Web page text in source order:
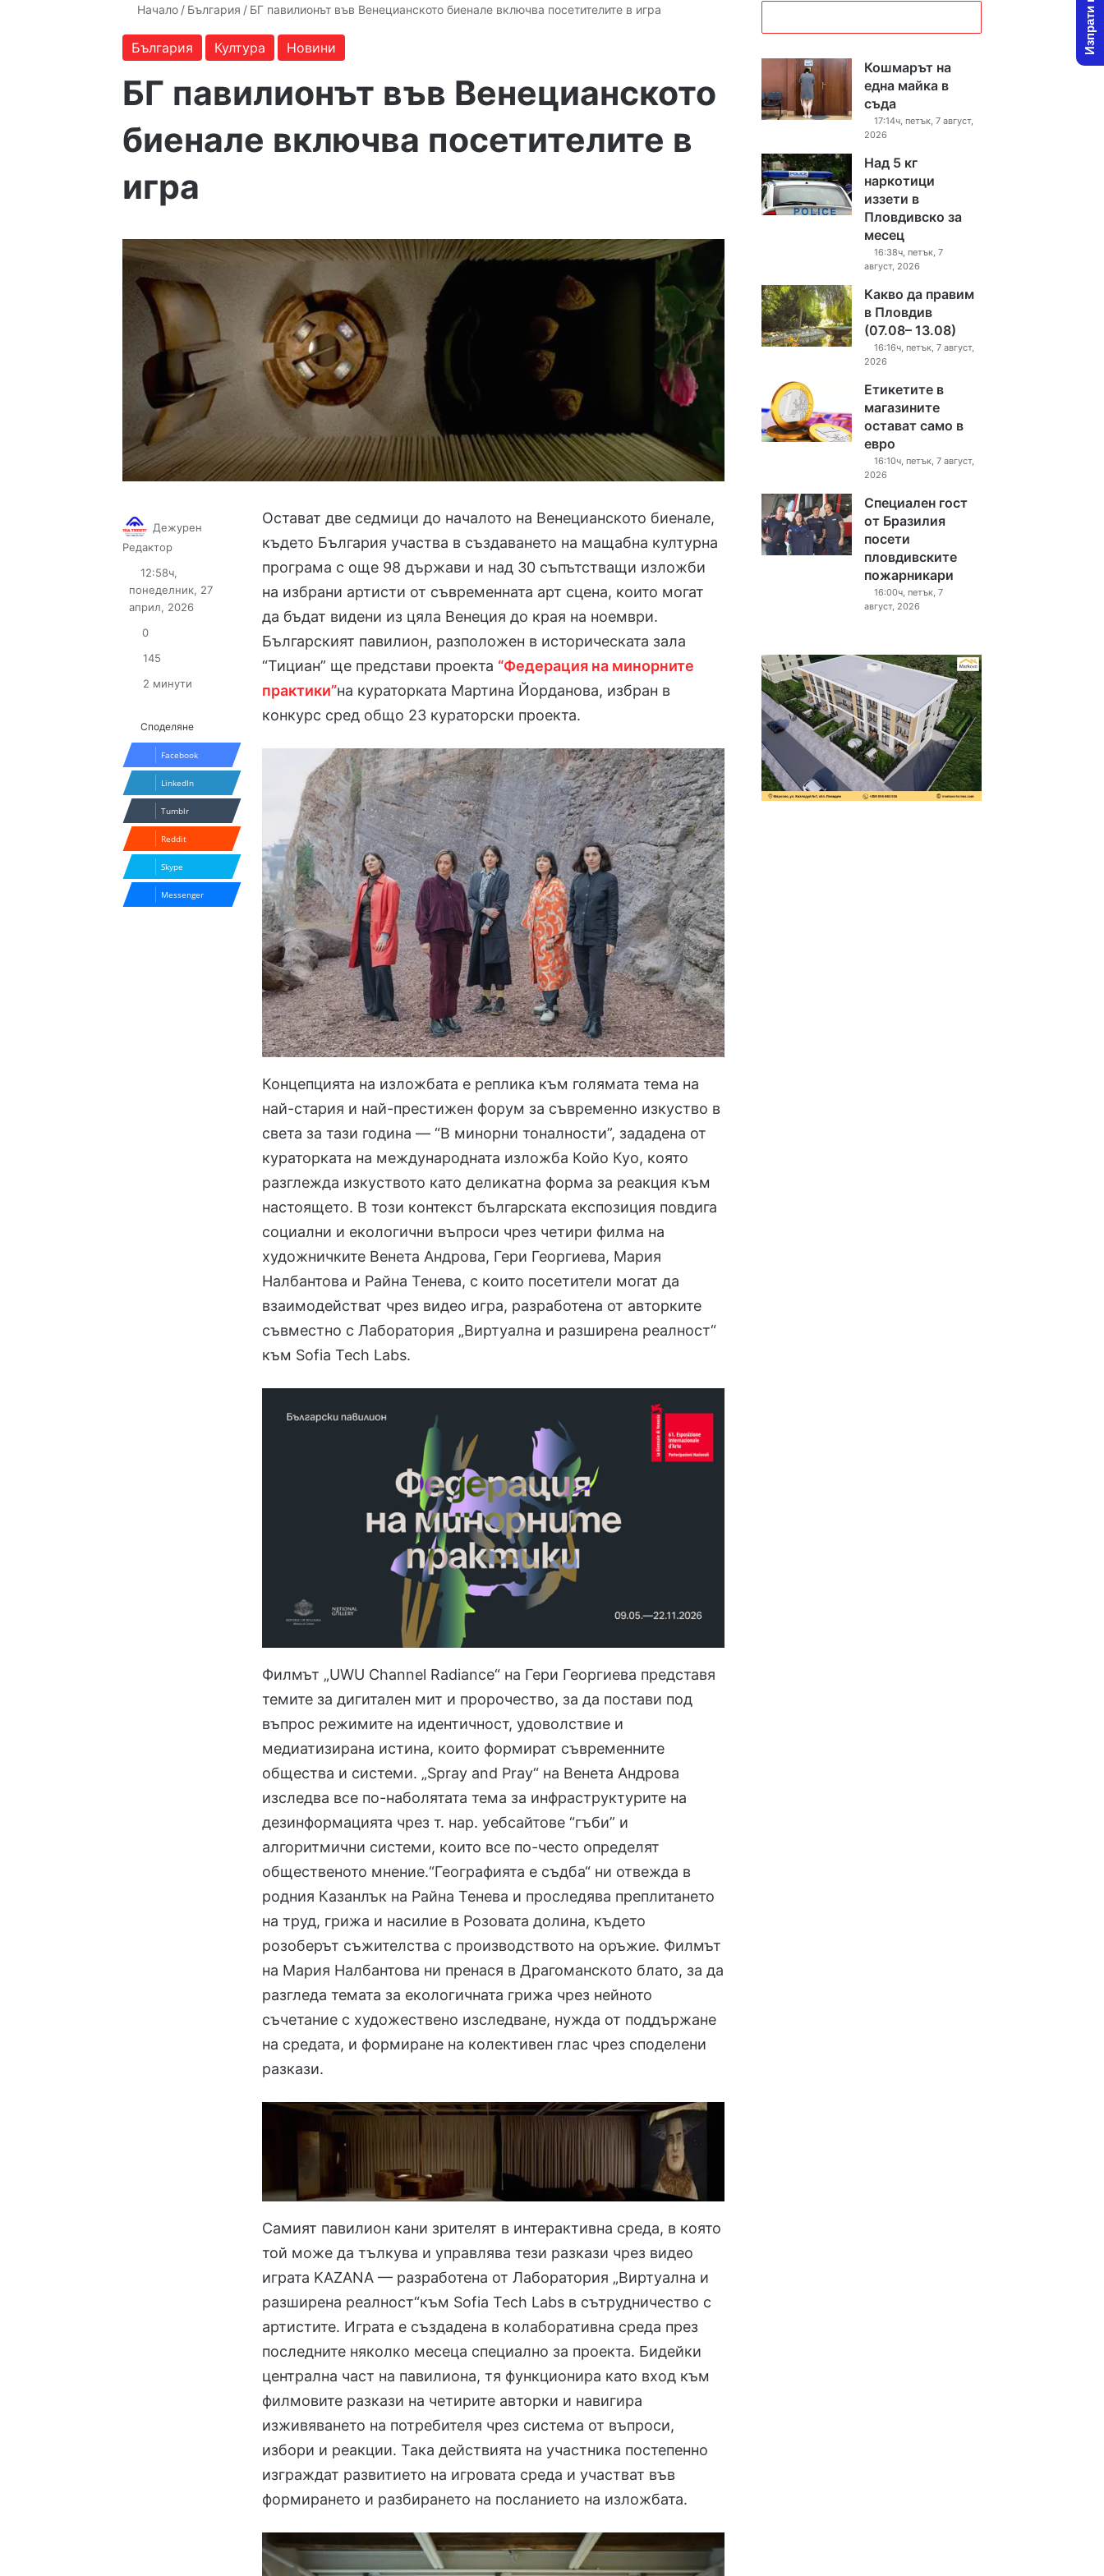
Начало / България / БГ павилионът във Венецианското биенале включва посетителите в игра
България Култура Новини
БГ павилионът във Венецианското
биенале включва посетителите в
игра
Остават две седмици до началото на Венецианското биенале,
където България участва в създаването на мащабна културна
програма с още 98 държави и над 30 съпътстващи изложби
на избрани артисти от съвременната арт сцена, които могат
да бъдат видени из цяла Венеция до края на ноември.
Българският павилион, разположен в историческата зала
“Тициан” ще представи проекта “Федерация на минорните
практики”на кураторката Мартина Йорданова, избран в
конкурс сред общо 23 кураторски проекта.
Концепцията на изложбата е реплика към голямата тема на
най-стария и най-престижен форум за съвременно изкуство в
света за тази година — “В минорни тоналности”, зададена от
кураторката на международната изложба Койо Куо, която
разглежда изкуството като деликатна форма за реакция към
настоящето. В този контекст българската експозиция повдига
социални и екологични въпроси чрез четири филма на
художничките Венета Андрова, Гери Георгиева, Мария
Налбантова и Райна Тенева, с които посетители могат да
взаимодействат чрез видео игра, разработена от авторките
съвместно с Лаборатория „Виртуална и разширена реалност“
към Sofia Tech Labs.
Филмът „UWU Channel Radiance“ на Гери Георгиева представя
темите за дигитален мит и пророчество, за да постави под
въпрос режимите на идентичност, удоволствие и
медиатизирана истина, които формират съвременните
общества и системи. „Spray and Pray“ на Венета Андрова
изследва все по-наболятата тема за инфраструктурите на
дезинформацията чрез т. нар. уебсайтове “гъби” и
алгоритмични системи, които все по-често определят
общественото мнение.“Географията е съдба“ ни отвежда в
родния Казанлък на Райна Тенева и проследява преплитането
на труд, грижа и насилие в Розовата долина, където
розоберът съжителства с производството на оръжие. Филмът
на Мария Налбантова ни пренася в Драгоманското блато, за да
разгледа темата за екологичната грижа чрез нейното
съчетание с художествено изследване, нужда от поддържане
на средата, и формиране на колективен глас чрез споделени
разкази.
Самият павилион кани зрителят в интерактивна среда, в която
той може да тълкува и управлява тези разкази чрез видео
играта KAZANA — разработена от Лаборатория „Виртуална и
разширена реалност“към Sofia Tech Labs в сътрудничество с
артистите. Играта е създадена в колаборативна среда през
последните няколко месеца специално за проекта. Бидейки
централна част на павилиона, тя функционира като вход към
филмовите разкази на четирите авторки и навигира
изживяването на потребителя чрез система от въпроси,
избори и реакции. Така действията на участника постепенно
изграждат развитието на игровата среда и участват във
формирането и разбирането на посланието на изложбата.
Дежурен
Редактор
12:58ч,
понеделник, 27
април, 2026
0
145
2 минути
Споделяне
Facebook
LinkedIn
Tumblr
Reddit
Skype
Messenger
Кошмарът на
една майка в
съда
17:14ч, петък, 7 август,
2026
Над 5 кг
наркотици
иззети в
Пловдивско за
месец
16:38ч, петък, 7
август, 2026
Какво да правим
в Пловдив
(07.08– 13.08)
16:16ч, петък, 7 август,
2026
Етикетите в
магазините
остават само в
евро
16:10ч, петък, 7 август,
2026
Специален гост
от Бразилия
посети
пловдивските
пожарникари
16:00ч, петък, 7
август, 2026